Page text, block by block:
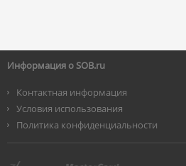
Информация о SOB.ru
Контактная информация
Условия использования
Политика конфиденциальности